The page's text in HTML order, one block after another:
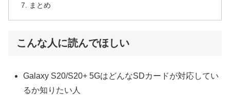
まとめ
こんな人に読んでほしい
Galaxy S20/S20+ 5GはどんなSDカードが対応してい
るか知りたい人